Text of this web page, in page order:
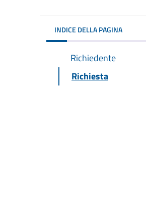
INDICE DELLA PAGINA
Richiedente
Richiesta